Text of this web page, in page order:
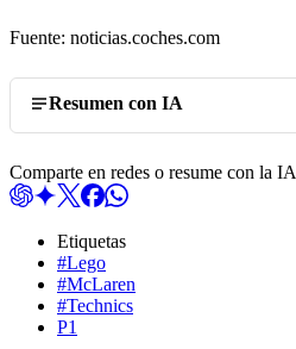
Fuente: noticias.coches.com
Resumen con IA
Comparte en redes o resume con la IA
Etiquetas
#Lego
#McLaren
#Technics
P1